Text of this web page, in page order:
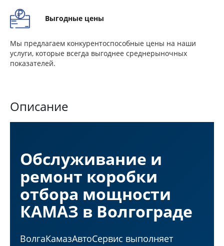
Выгодные цены
Мы предлагаем конкурентоспособные цены на наши
услуги, которые всегда выгоднее среднерыночных
показателей.
Описание
Обслуживание и
ремонт коробки
отбора мощности
КАМАЗ в Волгограде
ВолгаКамазАвтоСервис выполняет